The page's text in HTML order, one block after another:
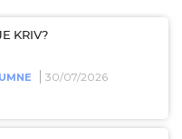
KRIV?
30/07/2026